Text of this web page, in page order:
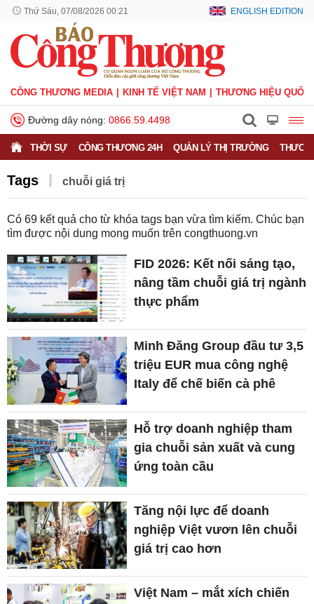
Thứ Sáu, 07/08/2026 00:21 ENGLISH EDITION
CÔNG THƯƠNG MEDIA KINH TẾ VIỆT NAM THƯƠNG HIỆU QUỐC
Đường dây nóng: 0866.59.4498
THỜI SỰ CÔNG THƯƠNG 24H QUẢN LÝ THỊ TRƯỜNG
Tags chuỗi giá trị
Có 69 kết quả cho từ khóa tags bạn vừa tìm kiếm. Chúc bạn
tìm được nội dung mong muốn trên congthuong.vn
FID 2026: Kết nối sáng tạo,
nâng tầm chuỗi giá trị ngành
thực phẩm
Minh Đăng Group đầu tư 3,5
triệu EUR mua công nghệ
Italy để chế biến cà phê
Hỗ trợ doanh nghiệp tham
gia chuỗi sản xuất và cung
ứng toàn cầu
Tăng nội lực để doanh
nghiệp Việt vươn lên chuỗi
giá trị cao hơn
Việt Nam – mắt xích chiến